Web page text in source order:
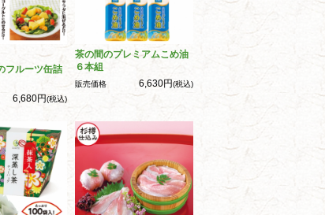
フルーツ缶詰
6,680円(税込)
茶の間のプレミアムこめ油
６本組
販売価格 6,630円(税込)